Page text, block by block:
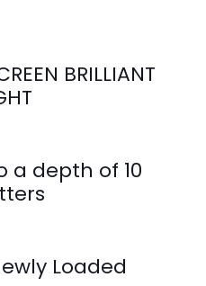
BRILLIANT
a depth of 10
Loaded